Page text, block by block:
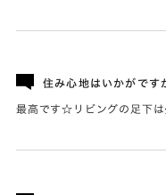
住み心地はいかがです
最高です☆リビングの足下は